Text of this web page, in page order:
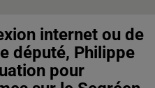
internet ou de
député, Philippe
pour